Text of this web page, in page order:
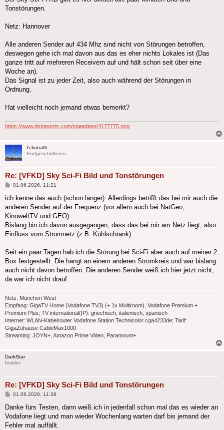
Tonstörungen.
Netz: Hannover
Alle anderen Sender auf 434 Mhz sind nicht von Störungen betroffen,
deswegen gehe ich mal davon aus das es eher nichts Lokales ist (Das
ganze tritt auf mehreren Receivern auf und hält schon seit über eine
Woche an).
Das Signal ist zu jeder Zeit, also auch während der Störungen in
Ordnung.
Hat vielleicht noch jemand etwas bemerkt?
https://www.dslreports.com/speedtest/4177775.png
h.kunath
Fortgeschrittener
Re: [VFKD] Sky Sci-Fi Bild und Tonstörungen
Beitrag
01.06.2026, 11:21
ich kenne das auch (schon länger). Allerdings betrifft das bei mir auch die
anderen Sender auf der Frequenz (vor allem auch bei NatGeo,
KinoweltTV und GEO)
Bislang bin ich davon ausgegangen, dass das bei mir am Netz liegt, also
Einfluss vom Stromnetz (z.B. Kühlschrank)
Seit ein paar Tagen hab ich die Störung bei Sci-Fi aber auch auf meiner 2.
Box festgestellt. Die hängt an einem anderen Stromkreis und war bislang
auch nicht davon betroffen. Die anderen Sender weiß ich hier jetzt nicht,
da war ich nicht drauf.
Netz: München West
Empfang: GigaTV Home (Vodafone TV3) (+ 1x Multiroom), Vodafone Premium +
Premium Plus; TV international(IP): griechisch, italienisch, spanisch
Internet: WLAN-Kabelrouter Vodafone Station Technicolor cga4233de; Tarif:
GigaZuhause CableMax1000
Streaming: JOYN+, Amazon Prime Video, Paramount+
DarkStar
Insider
Re: [VFKD] Sky Sci-Fi Bild und Tonstörungen
Beitrag
01.06.2026, 11:38
Danke fürs Testen, dann weiß ich in jedenfall schon mal das es wieder an
Vodafone liegt und man wieder Wochenlang warten darf bis jemand der
Fehler mal auffällt.